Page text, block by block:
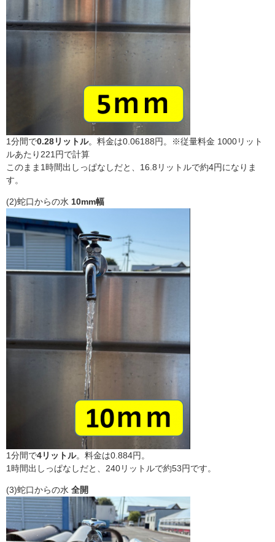
1分間で0.28リットル。料金は0.06188円。※従量料金 1000リット
ルあたり221円で計算
このまま1時間出しっぱなしだと、16.8リットルで約4円になりま
す。
(2)蛇口からの水 10mm幅
1分間で4リットル。料金は0.884円。
1時間出しっぱなしだと、240リットルで約53円です。
(3)蛇口からの水 全開